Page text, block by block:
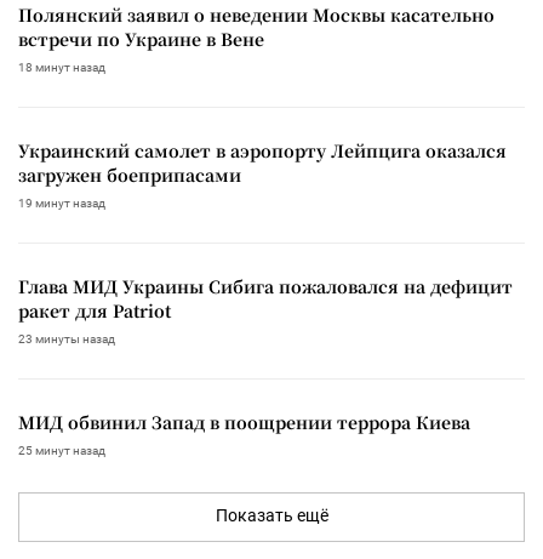
Полянский заявил о неведении Москвы касательно
встречи по Украине в Вене
18 минут назад
Украинский самолет в аэропорту Лейпцига оказался
загружен боеприпасами
19 минут назад
Глава МИД Украины Сибига пожаловался на дефицит
ракет для Patriot
23 минуты назад
МИД обвинил Запад в поощрении террора Киева
25 минут назад
Показать ещё